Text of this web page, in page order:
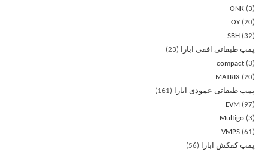
ONK 3
OY 20
SBH
32
پمپ طبقاتی افقی ابارا
23
compact 3
MATRIX 20
پمپ طبقاتی عمودی ابارا
161
EVM
97
Multigo 3
VMPS 61
پمپ کفکش ابارا
56